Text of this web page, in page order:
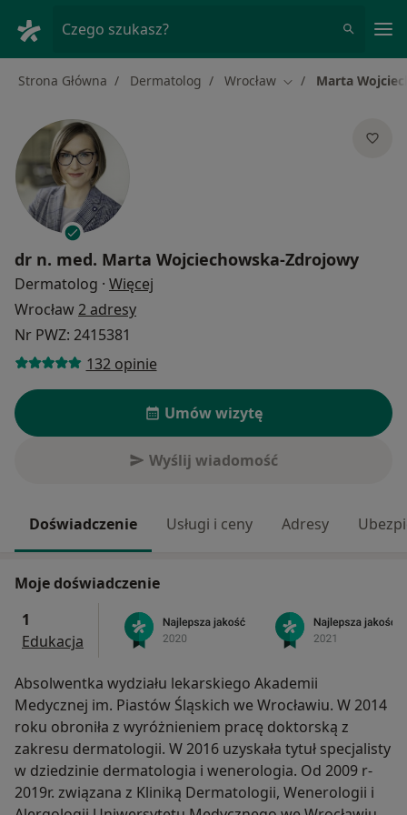
Czego szukasz?
Strona Główna Dermatolog Wrocław Zmień miasto
Marta
dr n. med. Marta Wojciechowska-Zdrojowy
Dermatolog · Więcej
Wrocław2 adresy
Nr PWZ: 2415381
132 opinie
Umów wizytę
Wyślij wiadomość
Doświadczenie Usługi i ceny Adresy
Moje doświadczenie
1
Edukacja
Absolwentka wydziału lekarskiego Akademii
Medycznej im. Piastów Śląskich we Wrocławiu. W 2014
roku obroniła z wyróżnieniem pracę doktorską z
zakresu dermatologii. W 2016 uzyskała tytuł specjalisty
w dziedzinie dermatologia i wenerologia. Od 2009 r-
2019r. związana z Kliniką Dermatologii, Wenerologii i